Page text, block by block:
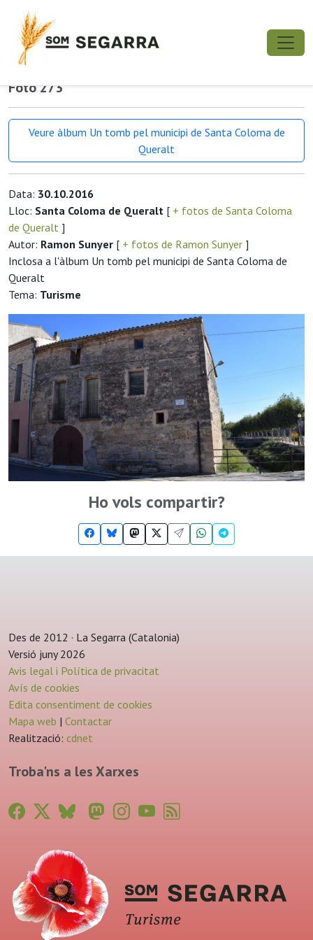
Foto 273
Veure àlbum Un tomb pel municipi de Santa Coloma de
Queralt
Data: 30.10.2016
Lloc: Santa Coloma de Queralt [ + fotos de Santa Coloma
de Queralt ]
Autor: Ramon Sunyer [ + fotos de Ramon Sunyer ]
Inclosa a l'àlbum Un tomb pel municipi de Santa Coloma de
Queralt
Tema: Turisme
Ho vols compartir?
Des de 2012 · La Segarra (Catalonia)
Versió juny 2026
Avis legal i Política de privacitat
Avís de cookies
Edita consentiment de cookies
Mapa web | Contactar
Realització: cdnet
Troba'ns a les Xarxes